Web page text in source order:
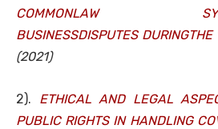
COMMONLAW
BUSINESSDISPUTES
(2021)
2). ETHICAL AND LEGAL
PUBLIC RIGHTS IN HANDLING